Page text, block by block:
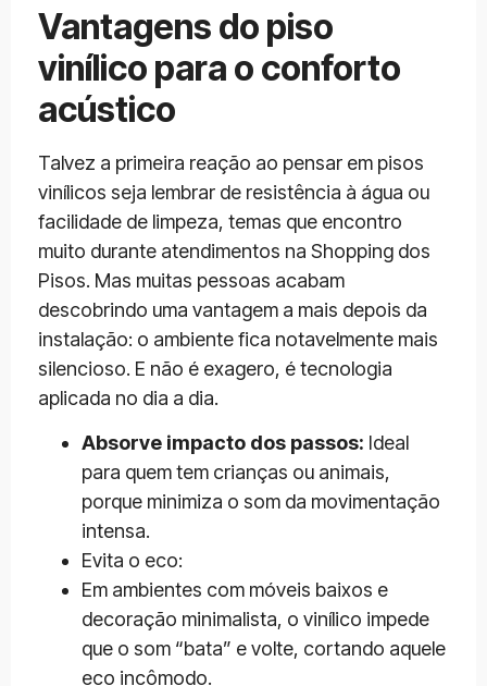
Vantagens do piso
vinílico para o conforto
acústico
Talvez a primeira reação ao pensar em pisos
vinílicos seja lembrar de resistência à água ou
facilidade de limpeza, temas que encontro
muito durante atendimentos na Shopping dos
Pisos. Mas muitas pessoas acabam
descobrindo uma vantagem a mais depois da
instalação: o ambiente fica notavelmente mais
silencioso. E não é exagero, é tecnologia
aplicada no dia a dia.
Absorve impacto dos passos: Ideal
para quem tem crianças ou animais,
porque minimiza o som da movimentação
intensa.
Evita o eco:
Em ambientes com móveis baixos e
decoração minimalista, o vinílico impede
que o som “bata” e volte, cortando aquele
eco incômodo.